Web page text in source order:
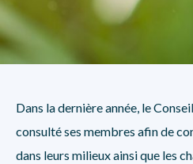
Dans la dernière année, le
consulté ses membres afin de
dans leurs milieux ainsi que les